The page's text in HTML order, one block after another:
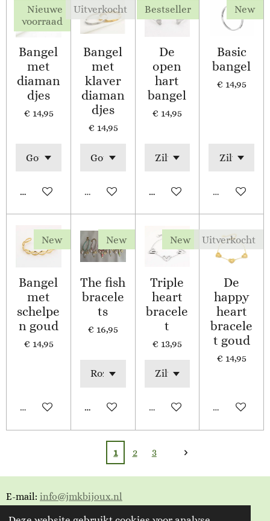
Nieuwe
voorraad
Bangel
met
diaman
djes
€ 14,95
In winkelwagen
Uitverkocht
Bangel
met
klaver
diaman
djes
€ 14,95
Uitverkocht
Bestseller
De
open
hart
bangel
€ 14,95
In winkelwagen
New
Basic
bangel
€ 14,95
Uitverkocht
New
Bangel
met
schelpe
n goud
€ 14,95
Uitverkocht
New
The fish
bracele
ts
€ 16,95
In winkelwagen
New
Triple
heart
bracele
t
€ 13,95
Uitverkocht
Uitverkocht
De
happy
heart
bracele
t goud
€ 14,95
Uitverkocht
1 2 3
E-mail: info@jmkbijoux.nl